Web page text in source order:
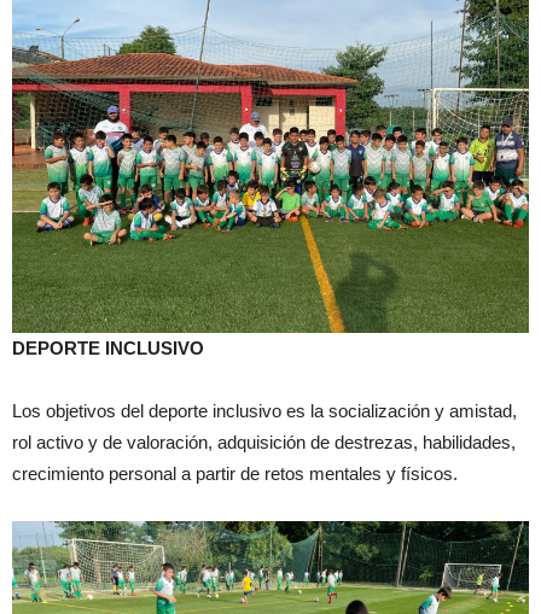
DEPORTE INCLUSIVO
Los objetivos del deporte inclusivo es la socialización y amistad,
rol activo y de valoración, adquisición de destrezas, habilidades,
crecimiento personal a partir de retos mentales y físicos.